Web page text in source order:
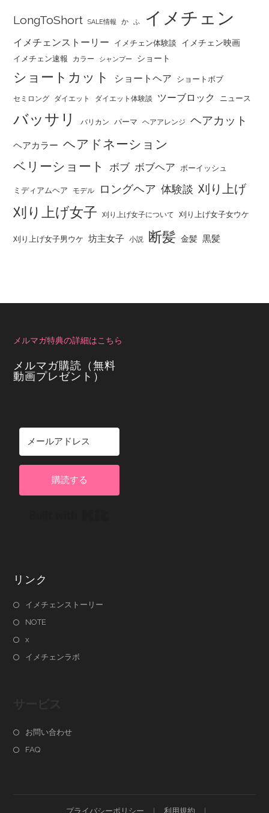
LongToShort SALE情報 か ふ イメチェン
イメチェンストーリー イメチェン体験談 イメチェン映画
イメチェン速報 カラー シャンプー ショート
ショートカット ショートヘア ショートボブ
セミロング ダイエット ダイエット体験談 ツーブロック ニュース
バッサリ バリカン パーマ ヘアアレンジ ヘアカット
ヘアカラー ヘアドネーション
ベリーショート
ボブ ボブヘア ボーイッシュ
ミディアムヘア モデル ロングヘア 体験談 刈り上げ
刈り上げ女子 刈り上げ女子について 刈り上げ女子女ウケ
刈り上げ女子男ウケ 坊主女子 小説 断髪 金髪 黒髪
メルマガ特典の詳細はこちら
メルマガ購読（無料
動画プレゼント）
購読する
リンク
イメチェンストーリー
NOTE
x
イメチェンラボ
お問い合わせ
FAQ
プライバシーポリシー 利用規約